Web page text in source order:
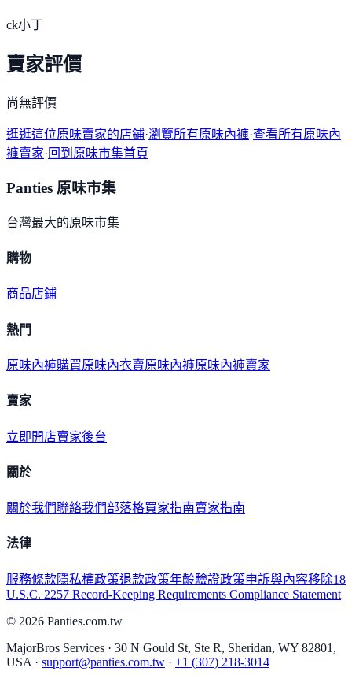
ck小丁
賣家評價
尚無評價
逛逛這位原味賣家的店鋪·瀏覽所有原味內褲·查看所有原味內
褲賣家·回到原味市集首頁
Panties 原味市集
台灣最大的原味市集
購物
商品店鋪
熱門
原味內褲購買原味內衣賣原味內褲原味內褲賣家
賣家
立即開店賣家後台
關於
關於我們聯絡我們部落格買家指南賣家指南
法律
服務條款隱私權政策退款政策年齡驗證政策申訴與內容移除18
U.S.C. 2257 Record-Keeping Requirements Compliance Statement
© 2026 Panties.com.tw
MajorBros Services · 30 N Gould St, Ste R, Sheridan, WY 82801,
USA · support@panties.com.tw · +1 (307) 218-3014